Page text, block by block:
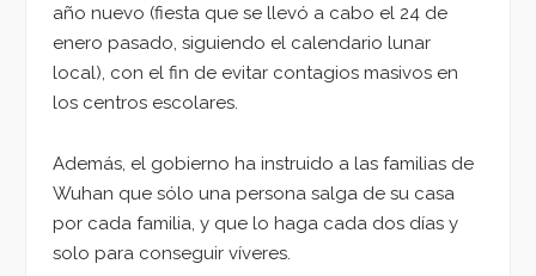
año nuevo (fiesta que se llevó a cabo el 24 de
enero pasado, siguiendo el calendario lunar
local), con el fin de evitar contagios masivos en
los centros escolares.
Además, el gobierno ha instruido a las familias de
Wuhan que sólo una persona salga de su casa
por cada familia, y que lo haga cada dos días y
solo para conseguir víveres.